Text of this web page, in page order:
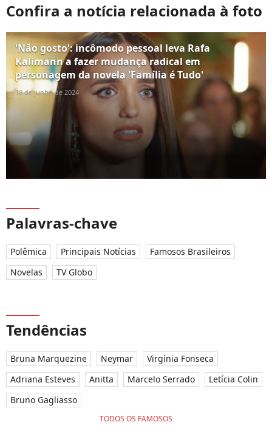
Confira a notícia relacionada à foto
'Não gosto': incômodo pessoal leva Rafa
Kalimann a fazer mudança radical em
personagem da novela 'Família é Tudo'
18 de junho de 2024
Palavras-chave
Polêmica Principais Notícias
Famosos Brasileiros
Novelas
TV Globo
Tendências
Bruna Marquezine Neymar
Virgínia Fonseca
Adriana Esteves
Anitta Marcelo Serrado
Letícia Colin
Bruno Gagliasso
TODOS OS FAMOSOS